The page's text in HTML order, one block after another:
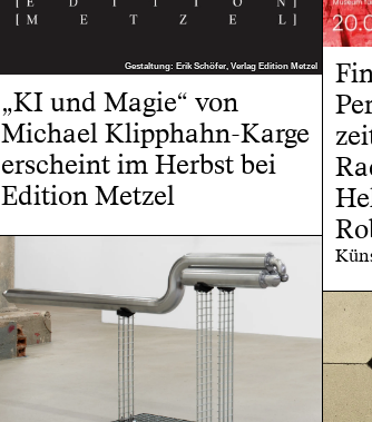
Gestaltung: Erik Schöfer, Verlag Edition Metzel
Gestaltung: Erik Schöfer, Verlag Edition Metzel
„KI und Magie“ von
Michael Klipphahn-Karge
erscheint im Herbst bei
Edition Metzel